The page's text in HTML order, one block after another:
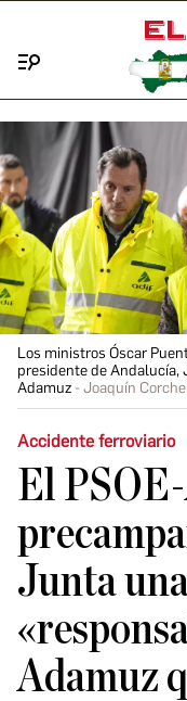
Los ministros Óscar
presidente de Andalucía,
Adamuz
Joaquín
Accidente ferroviario
El
Junta
Adamuz